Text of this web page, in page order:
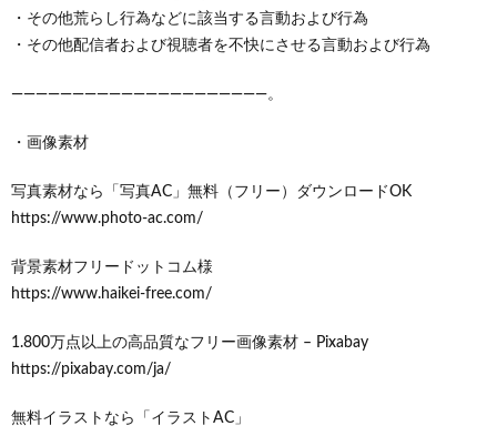
・その他荒らし行為などに該当する言動および行為
・その他配信者および視聴者を不快にさせる言動および行為
―――――――――――――――――――――。
・画像素材
写真素材なら「写真AC」無料（フリー）ダウンロードOK
https://www.photo-ac.com/
背景素材フリードットコム様
https://www.haikei-free.com/
1.800万点以上の高品質なフリー画像素材 – Pixabay
https://pixabay.com/ja/
無料イラストなら「イラストAC」